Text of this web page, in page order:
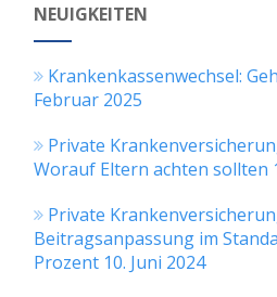
NEUIGKEITEN
Krankenkassenwechsel:
Februar 2025
Private
Worauf Eltern achten sollten
Private
Beitragsanpassung im
Prozent 10. Juni 2024